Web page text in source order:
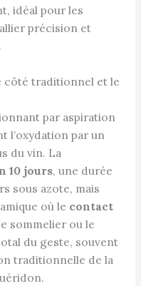
idéal pour les
précision et
côté traditionnel et le
par aspiration
l’oxydation par un
du vin. La
10 jours, une durée
sous azote, mais
où le contact
sommelier ou le
du geste, souvent
traditionnelle de la